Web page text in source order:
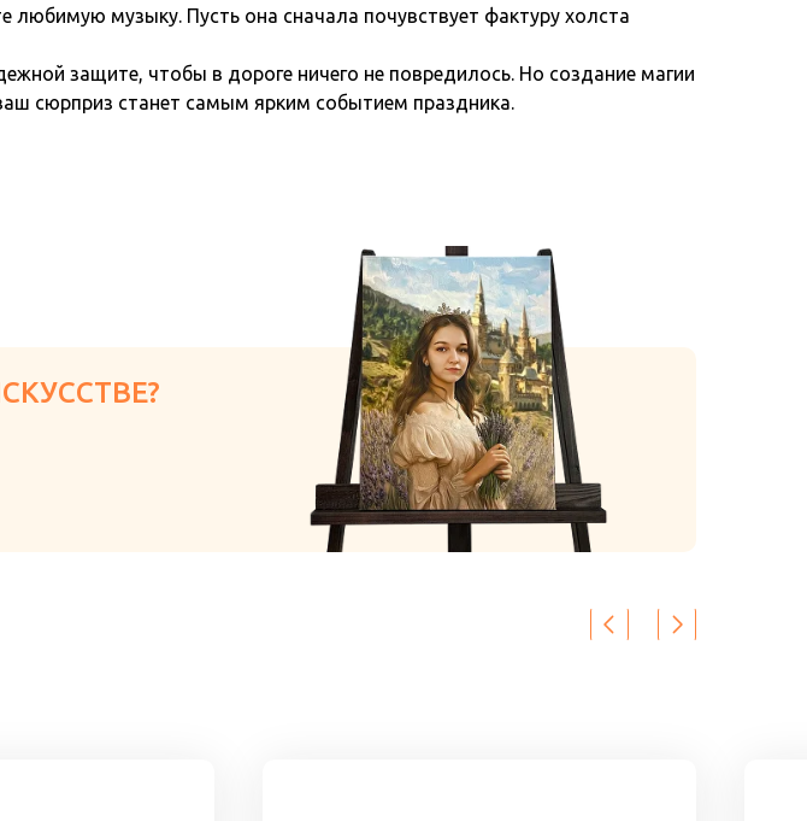
любимую музыку. Пусть она сначала почувствует фактуру холста
защите, чтобы в дороге ничего не повредилось. Но создание магии
сюрприз станет самым ярким событием праздника.